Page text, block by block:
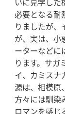
必要となる耐
りましたが
が、実は、小
ーターなどに
ります。サガ
イ、カミス
源は、相模原
方々には馴染
ロマンを感じ